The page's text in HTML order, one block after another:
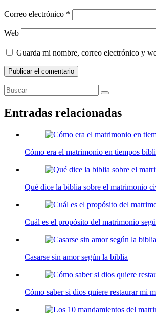
Correo electrónico *
Web
Guarda mi nombre, correo electrónico y
Entradas relacionadas
Cómo era el matrimonio en tiempos
Qué dice la biblia sobre el matrimonio
Cuál es el propósito del matrimonio
Casarse sin amor según la biblia
Cómo saber si dios quiere restaurar mi